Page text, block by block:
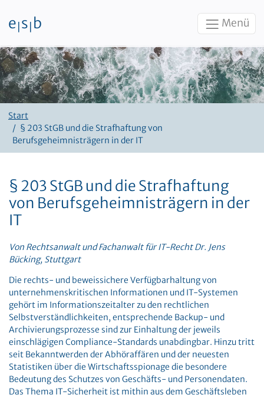
Zum Inhalt
e s b Menü
Start
§ 203 StGB und die Strafhaftung von
Berufsgeheimnisträgern in der IT
§ 203 StGB und die Strafhaftung
von Berufsgeheimnisträgern in der
IT
Von Rechtsanwalt und Fachanwalt für IT-Recht Dr. Jens
Bücking, Stuttgart
Die rechts- und beweissichere Verfügbarhaltung von
unternehmenskritischen Informationen und IT-Systemen
gehört im Informationszeitalter zu den rechtlichen
Selbstverständlichkeiten, entsprechende Backup- und
Archivierungsprozesse sind zur Einhaltung der jeweils
einschlägigen Compliance-Standards unabdingbar. Hinzu tritt
seit Bekanntwerden der Abhöraffären und der neuesten
Statistiken über die Wirtschaftsspionage die besondere
Bedeutung des Schutzes von Geschäfts- und Personendaten.
Das Thema IT-Sicherheit ist mithin aus dem Geschäftsleben